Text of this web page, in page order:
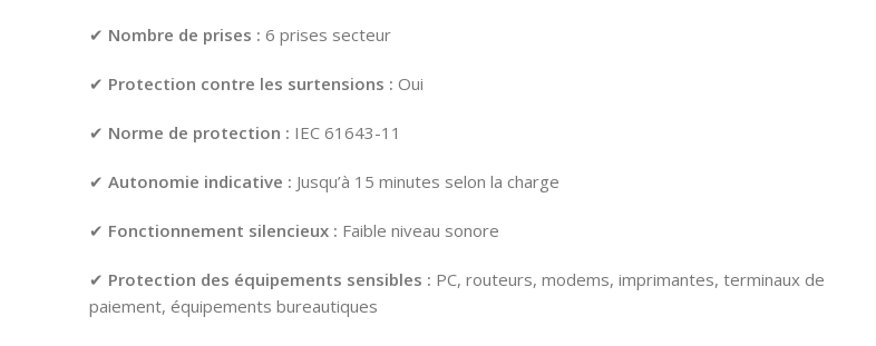
✔ Nombre de prises : 6 prises secteur
✔ Protection contre les surtensions : Oui
✔ Norme de protection : IEC 61643-11
✔ Autonomie indicative : Jusqu’à 15 minutes selon la charge
✔ Fonctionnement silencieux : Faible niveau sonore
✔ Protection des équipements sensibles : PC, routeurs, modems, imprimantes, terminaux de
paiement, équipements bureautiques